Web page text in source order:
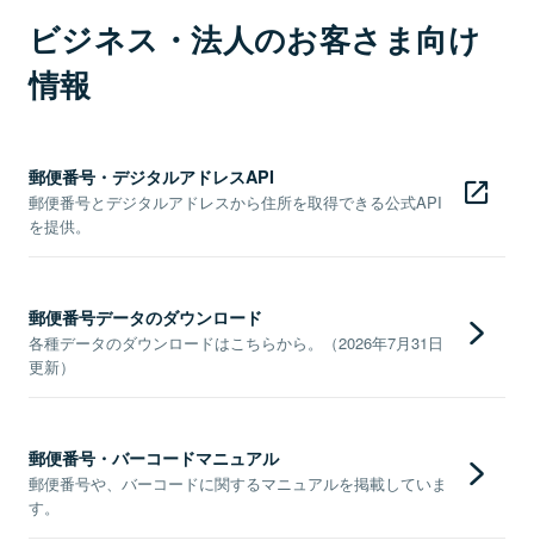
ビジネス・法人のお客さま向け
情報
郵便番号・デジタルアドレスAPI
郵便番号とデジタルアドレスから住所を取得できる公式API
を提供。
郵便番号データのダウンロード
各種データのダウンロードはこちらから。（2026年7月31日
更新）
郵便番号・バーコードマニュアル
郵便番号や、バーコードに関するマニュアルを掲載していま
す。